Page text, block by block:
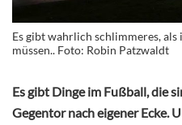
Es gibt wahrlich schlimmeres, als
müssen.. Foto: Robin Patzwaldt
Es gibt Dinge im Fußball, die
Gegentor nach eigener Ecke.